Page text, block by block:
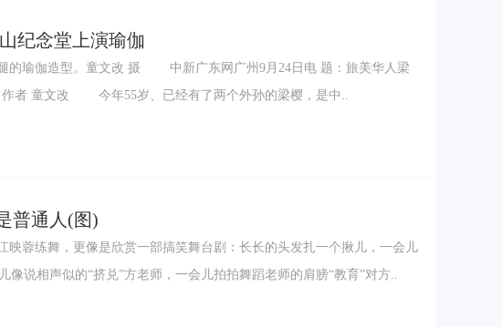
纪念堂上演瑜伽
新广东网广州9月24日电 题：旅美华人梁
者 童文改 今年55岁、已经有了两个外孙的梁樱，是中..
普通人(图)
映蓉练舞，更像是欣赏一部搞笑舞台剧：长长的头发扎一个揪儿，一会儿
像说相声似的“挤兑”方老师，一会儿拍拍舞蹈老师的肩膀“教育”对方..